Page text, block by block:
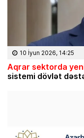
10 İyun 2026, 14:25
Aqrar sektorda
sistemi dövlət